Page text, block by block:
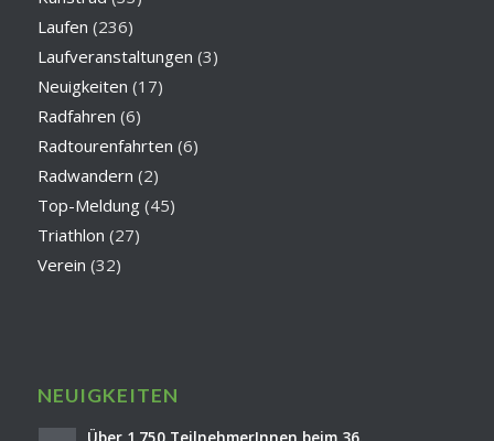
Laufen (236)
Laufveranstaltungen (3)
Neuigkeiten (17)
Radfahren (6)
Radtourenfahrten (6)
Radwandern (2)
Top-Meldung(45)
Triathlon (27)
Verein (32)
NEUIGKEITEN
Über 1.750 TeilnehmerInnen beim 36.